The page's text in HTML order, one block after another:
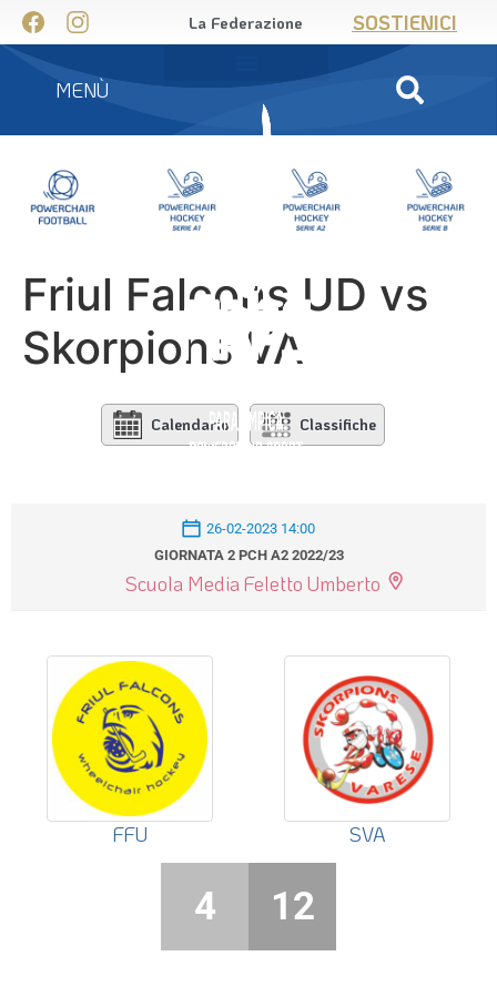
La Federazione SOSTIENICI
MENÙ
Friul Falcons UD vs
Skorpions VA
Calendario Classifiche
26-02-2023 14:00
GIORNATA 2 PCH A2 2022/23
Scuola Media Feletto Umberto
FFU SVA
4 12